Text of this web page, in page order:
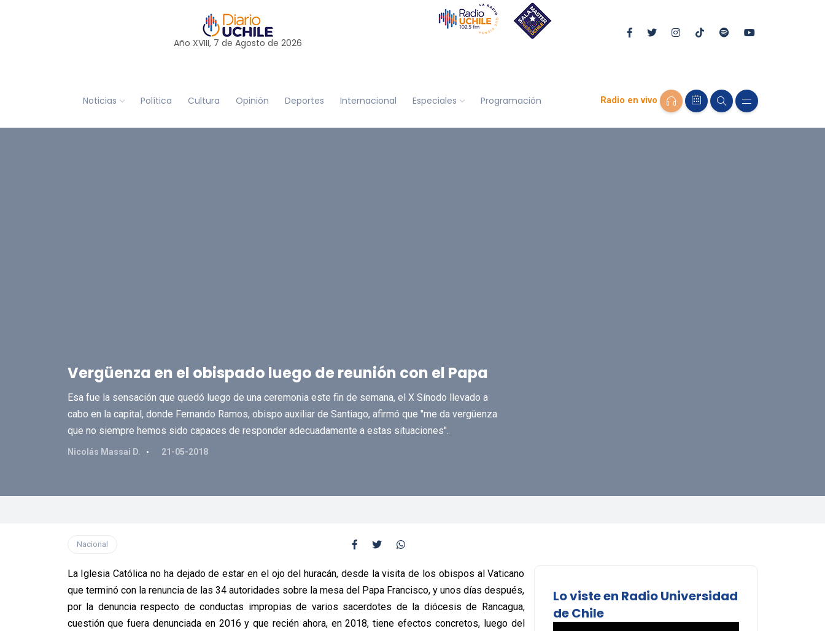
Año XVIII, 7 de Agosto de 2026
Noticias Política Cultura Opinión Deportes Internacional Especiales Programación Radio en vivo
Vergüenza en el obispado luego de reunión con el Papa
Esa fue la sensación que quedó luego de una ceremonia este fin de semana, el X Sínodo llevado a
cabo en la capital, donde Fernando Ramos, obispo auxiliar de Santiago, afirmó que "me da vergüenza
que no siempre hemos sido capaces de responder adecuadamente a estas situaciones".
Nicolás Massai D. 21-05-2018
Nacional
La Iglesia Católica no ha dejado de estar en el ojo del huracán, desde la visita de los obispos al Vaticano
que terminó con la renuncia de las 34 autoridades sobre la mesa del Papa Francisco, y unos días después,
por la denuncia respecto de conductas impropias de varios sacerdotes de la diócesis de Rancagua,
cuestión que fuera denunciada en 2016 y que recién ahora, en 2018, tiene efectos concretos, luego del
Lo viste en Radio Universidad
de Chile